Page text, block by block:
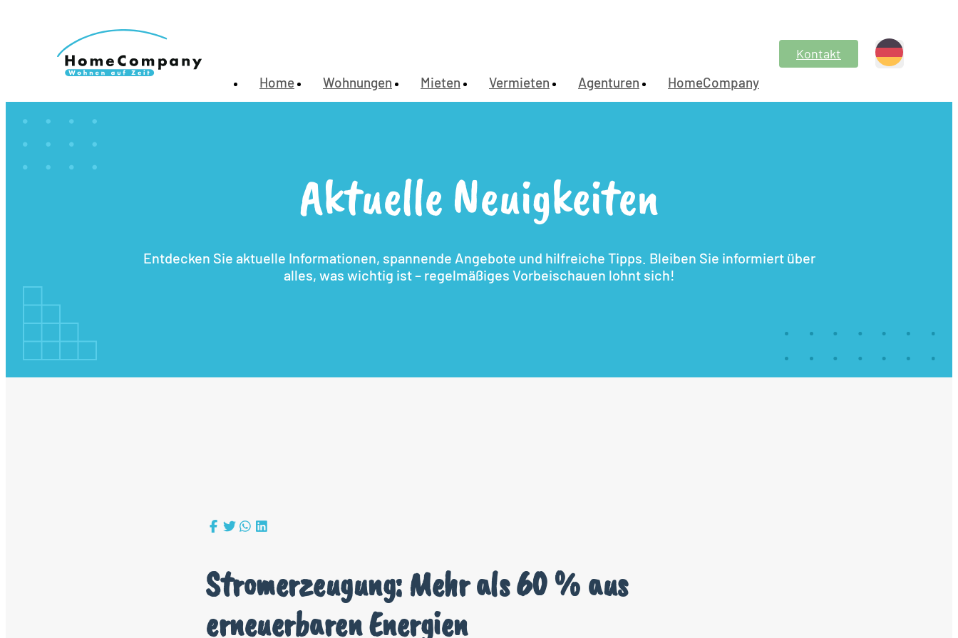
Home Wohnungen Mieten Vermieten Agenturen HomeCompany
Kontakt
Aktuelle Neuigkeiten
Entdecken Sie aktuelle Informationen, spannende Angebote und hilfreiche Tipps. Bleiben Sie informiert über
alles, was wichtig ist – regelmäßiges Vorbeischauen lohnt sich!
Stromerzeugung: Mehr als 60 % aus
erneuerbaren Energien